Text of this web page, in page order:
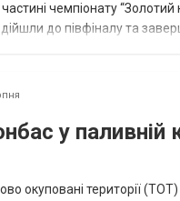
чемпіонату
до півфіналу та
у паливній
окуповані території